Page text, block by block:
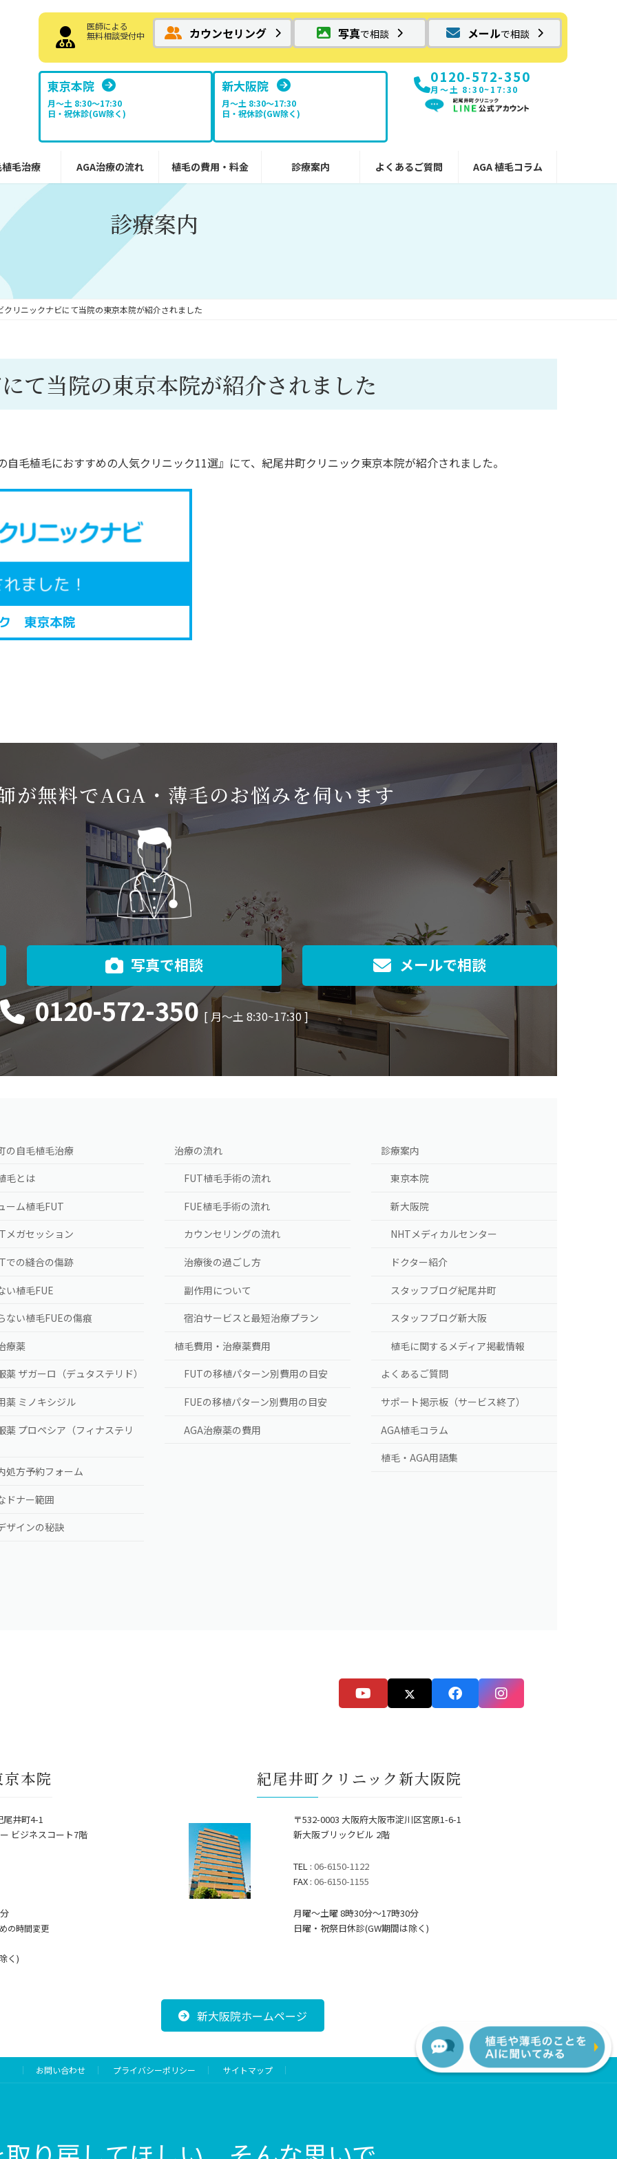
医師による
無料相談受付中
カウンセリング 写真で相談 メールで相談
東京本院
月～土 8:30〜17:30
日・祝休診(GW除く)
新大阪院
月～土 8:30〜17:30
日・祝休診(GW除く)
0120-572-350
月〜土 8:30~17:30
毛治療 AGA治療の流れ 植毛の費用・料金 診療案内 よくあるご質問 AGA 植毛コラム
診療案内
クリニックナビにて当院の東京本院が紹介されました
て当院の東京本院が紹介されました
毛植毛におすすめの人気クリニック11選』にて、紀尾井町クリニック東京本院が紹介されました。
が無料でAGA・薄毛のお悩みを伺います
写真で相談 メールで相談
0120-572-350 [ 月〜土 8:30~17:30 ]
の自毛植毛治療
毛とは
ーム植毛FUT
メガセッション
での縫合の傷跡
い植毛FUE
ない植毛FUEの傷痕
療薬
薬 ザガーロ（デュタステリド）
薬 ミノキシジル
薬 プロペシア（フィナステリ
処方予約フォーム
ドナー範囲
ザインの秘訣
治療の流れ
FUT植毛手術の流れ
FUE植毛手術の流れ
カウンセリングの流れ
治療後の過ごし方
副作用について
宿泊サービスと最短治療プラン
植毛費用・治療薬費用
FUTの移植パターン別費用の目安
FUEの移植パターン別費用の目安
AGA治療薬の費用
診療案内
東京本院
新大阪院
NHTメディカルセンター
ドクター紹介
スタッフブログ紀尾井町
スタッフブログ新大阪
植毛に関するメディア掲載情報
よくあるご質問
サポート掲示板（サービス終了）
AGA植毛コラム
植毛・AGA用語集
本院
尾井町4-1
ビジネスコート7階
の時間変更
く)
紀尾井町クリニック新大阪院
〒532-0003 大阪府大阪市淀川区宮原1-6-1
新大阪ブリックビル 2階
TEL : 06-6150-1122
FAX : 06-6150-1155
月曜～土曜 8時30分〜17時30分
日曜・祝祭日休診(GW期間は除く)
新大阪院ホームページ
お問い合わせ プライバシーポリシー サイトマップ